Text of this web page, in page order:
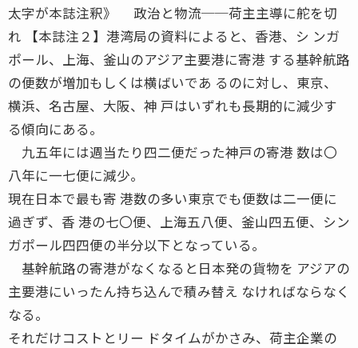
太字が本誌注釈》 政治と物流──荷主主導に舵を切
れ 【本誌注２】港湾局の資料によると、香港、シ ンガ
ポール、上海、釜山のアジア主要港に寄港 する基幹航路
の便数が増加もしくは横ばいであ るのに対し、東京、
横浜、名古屋、大阪、神 戸はいずれも長期的に減少す
る傾向にある。
九五年には週当たり四二便だった神戸の寄港 数は〇
八年に一七便に減少。
現在日本で最も寄 港数の多い東京でも便数は二一便に
過ぎず、香 港の七〇便、上海五八便、釜山四五便、シン
ガポール四四便の半分以下となっている。
基幹航路の寄港がなくなると日本発の貨物を アジアの
主要港にいったん持ち込んで積み替え なければならなく
なる。
それだけコストとリー ドタイムがかさみ、荷主企業の